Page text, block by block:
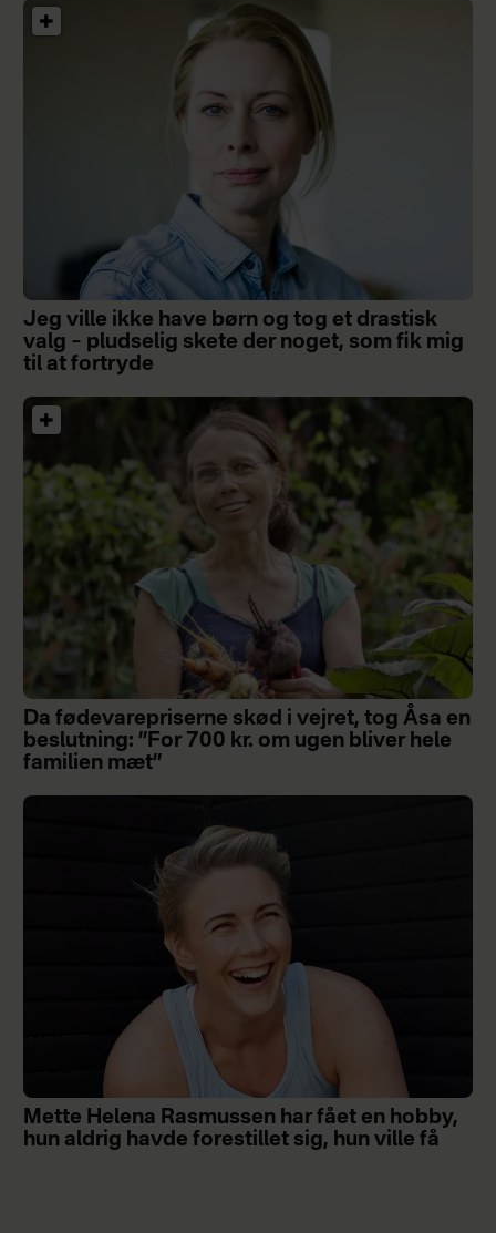
Jeg ville ikke have børn og tog et drastisk
valg – pludselig skete der noget, som fik mig
til at fortryde
Da fødevarepriserne skød i vejret, tog Åsa en
beslutning: ”For 700 kr. om ugen bliver hele
familien mæt”
Mette Helena Rasmussen har fået en hobby,
hun aldrig havde forestillet sig, hun ville få